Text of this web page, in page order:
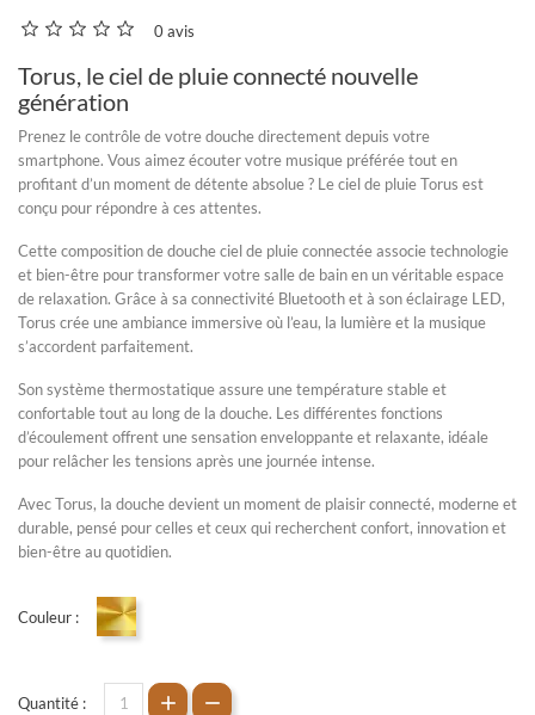
0 avis
Torus, le ciel de pluie connecté nouvelle
génération
Prenez le contrôle de votre douche directement depuis votre
smartphone. Vous aimez écouter votre musique préférée tout en
profitant d’un moment de détente absolue ? Leciel de pluie Torus est
conçu pour répondre à ces attentes.
Cettecomposition de douche ciel de pluie connectéeassocie technologie
et bien-être pour transformer votre salle de bain en un véritable espace
de relaxation. Grâce à sa connectivité Bluetooth et à son éclairage LED,
Torus crée une ambiance immersive où l’eau, la lumière et la musique
s’accordent parfaitement.
Son système thermostatique assure une température stable et
confortable tout au long de la douche. Les différentes fonctions
d’écoulement offrent une sensation enveloppante et relaxante, idéale
pour relâcher les tensions après une journée intense.
Avec Torus, la douche devient un moment de plaisir connecté, moderne et
durable, pensé pour celles et ceux qui recherchent confort, innovation et
bien-être au quotidien.
Couleur : Doré
Quantité :